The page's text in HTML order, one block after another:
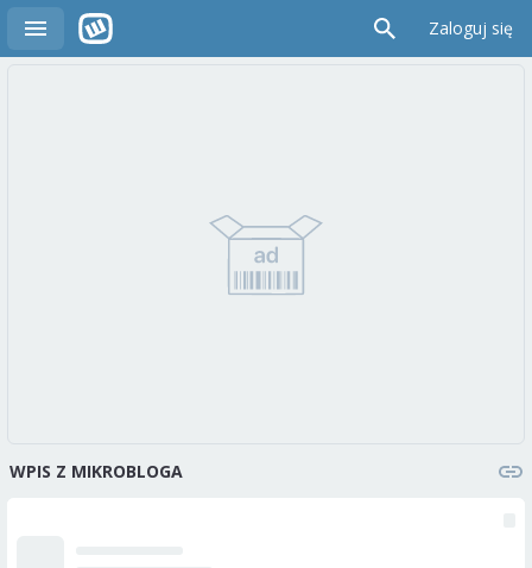
Zaloguj się
WPIS Z MIKROBLOGA